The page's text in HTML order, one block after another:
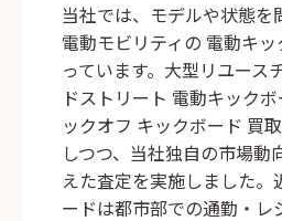
当社では、モデルや状態を
電動モビリティの 電動キ
っています。大型リユース
ドストリート 電動キック
ックオフ キックボード 買
しつつ、当社独自の市場動
えた査定を実施しました。
ードは都市部での通勤・レ